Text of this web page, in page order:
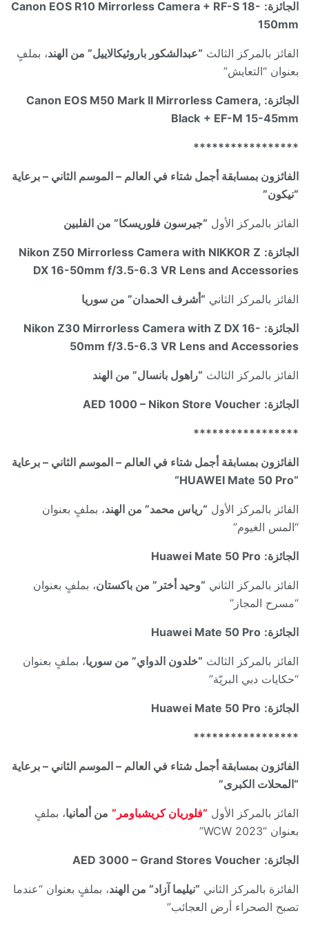
الجائزة: Canon EOS R10 Mirrorless Camera + RF-S 18-
150mm
الفائز بالمركز الثالث “عبدالشكور باروثيكالاييل” من الهند، بملفٍ
بعنوان “التعايش”
الجائزة: Canon EOS M50 Mark II Mirrorless Camera,
Black + EF-M 15-45mm
*****************
الفائزون بمسابقة أجمل شتاء في العالم – الموسم الثاني – برعاية
“نيكون”
الفائز بالمركز الأول “جيرسون فلوريسكا” من الفلبين
الجائزة: Nikon Z50 Mirrorless Camera with NIKKOR Z
DX 16-50mm f/3.5-6.3 VR Lens and Accessories
الفائز بالمركز الثاني “أشرف الحمدان” من سوريا
الجائزة: Nikon Z30 Mirrorless Camera with Z DX 16-
50mm f/3.5-6.3 VR Lens and Accessories
الفائز بالمركز الثالث “راهول بانسال” من الهند
الجائزة: AED 1000 – Nikon Store Voucher
*****************
الفائزون بمسابقة أجمل شتاء في العالم – الموسم الثاني – برعاية
“
HUAWEI Mate 50 Pro
“
الفائز بالمركز الأول “رياس محمد” من الهند، بملفٍ بعنوان
“المس الغيوم”
الجائزة: Huawei Mate 50 Pro
الفائز بالمركز الثاني “وحيد أختر” من باكستان، بملفٍ بعنوان
“مسرح المجاز”
الجائزة: Huawei Mate 50 Pro
الفائز بالمركز الثالث “خلدون الدواي” من سوريا، بملفٍ بعنوان
“حكايات دبي البريّة”
الجائزة: Huawei Mate 50 Pro
*****************
الفائزون بمسابقة أجمل شتاء في العالم – الموسم الثاني – برعاية
“المحلات الكبرى”
الفائز بالمركز الأول “فلوريان كريشباومر” من ألمانيا، بملفٍ
بعنوان “WCW 2023”
الجائزة: AED 3000 – Grand Stores Voucher
الفائزة بالمركز الثاني “نيليما آزاد” من الهند، بملفٍ بعنوان “عندما
تصبح الصحراء أرض العجائب”